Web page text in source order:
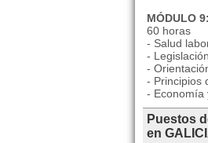
MÓDULO
60 horas
- Salud
-
-
- Principios
- Economía
Puestos
en